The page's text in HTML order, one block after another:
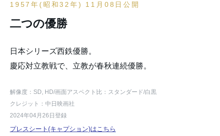
1957年(昭和32年) 11月08日公開
二つの優勝
日本シリーズ西鉄優勝。
慶応対立教戦で、立教が春秋連続優勝。
解像度：SD, HD/画面アスペクト比：スタンダード/白黒
クレジット：中日映画社
2024年04月26日登録
プレスシート(キャプション)はこちら